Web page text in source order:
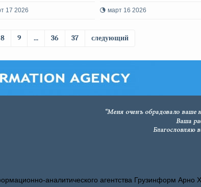
17 2026 март 16 2026
8 9 ... 36 37 следующий
аналитического агентства Грузинформ Арно